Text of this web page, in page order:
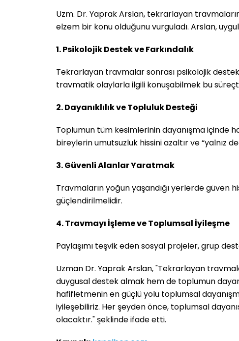
Uzm. Dr. Yaprak Arslan, tekrarlayan
elzem bir konu olduğunu vurguladı. Arslan,
1. Psikolojik Destek ve Farkındalık
Tekrarlayan travmalar sonrası psikolojik
travmatik olaylarla ilgili konuşabilmek bu
2. Dayanıklılık ve Topluluk Desteği
Toplumun tüm kesimlerinin dayanışma içinde
bireylerin umutsuzluk hissini azaltır ve “yalnız
3. Güvenli Alanlar Yaratmak
Travmaların yoğun yaşandığı yerlerde güven
güçlendirilmelidir.
4. Travmayı İşleme ve Toplumsal İyileşme
Paylaşımı teşvik eden sosyal projeler, grup
Uzman Dr. Yaprak Arslan, "Tekrarlayan
duygusal destek almak hem de toplumun
hafifletmenin en güçlü yolu toplumsal
iyileşebiliriz. Her şeyden önce, toplumsal
olacaktır." şeklinde ifade etti.